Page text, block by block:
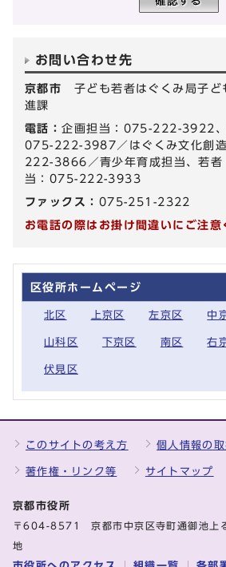
お問い合わせ先
京都市 子ども若者はぐくみ局子
進課
電話：企画担当：075-222-3922、
075-222-3987／はぐくみ文化創
222-3866／青少年育成担当、若者
当：075-222-3933
ファックス： 075-251-2322
お電話の際はお掛け間違いにご注意
区役所ホームページ
北区 上京区 左京区 中
山科区 下京区 南区 右
伏見区
このサイトの考え方 個人情報の取
著作権・リンク等 サイトマップ
京都市役所
〒604-8571 京都市中京区寺町通御池上
地